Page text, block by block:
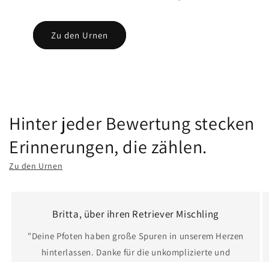
Zu den Urnen
Hinter jeder Bewertung stecken
Erinnerungen, die zählen.
Zu den Urnen
Britta, über ihren Retriever Mischling
"Deine Pfoten haben große Spuren in unserem Herzen
hinterlassen. Danke für die unkomplizierte und